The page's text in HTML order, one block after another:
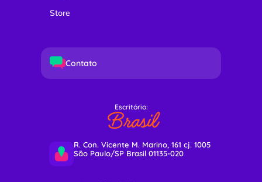
Store
Contato
Escritório:
Brasil
R. Con. Vicente M. Marino, 161 cj. 1005
São Paulo/SP Brasil 01135-020